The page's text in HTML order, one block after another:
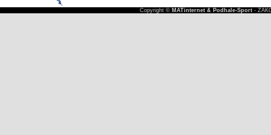
Copyright © MATinternet & Podhale-Sport-